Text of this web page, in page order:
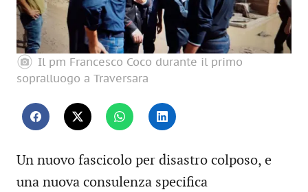
Il pm Francesco Coco durante il primo
sopralluogo a Traversara
Un nuovo fascicolo per disastro colposo, e
una nuova consulenza specifica